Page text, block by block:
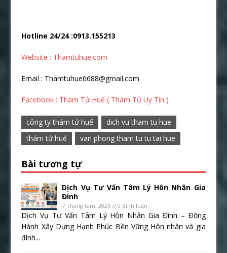
Hotline 24/24 :0913.155213
Website : Thamtuhue.com
Email : Thamtuhue6688@gmail.com
Facebook : Thám Tử Huế ( Thám Tử Uy Tín )
công ty thám tử huế
dich vu tham tu hue
thám tử huế
van phong tham tu tu tai hue
Bài tương tự
Dịch Vụ Tư Vấn Tâm Lý Hôn Nhân Gia
Đình
7 Tháng tám, 2026 // 0 Bình luận
Dịch Vụ Tư Vấn Tâm Lý Hôn Nhân Gia Đình – Đồng
Hành Xây Dựng Hạnh Phúc Bền Vững Hôn nhân và gia
đình...